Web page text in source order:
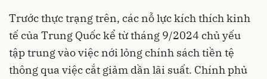
Trước thực trạng trên, các nỗ lực kích thích kinh
tế của Trung Quốc kể từ tháng 9/2024 chủ yếu
tập trung vào việc nới lỏng chính sách tiền tệ
thông qua việc cắt giảm dần lãi suất. Chính phủ